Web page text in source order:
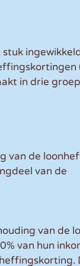
in drie
van de
van de
van de
van hun